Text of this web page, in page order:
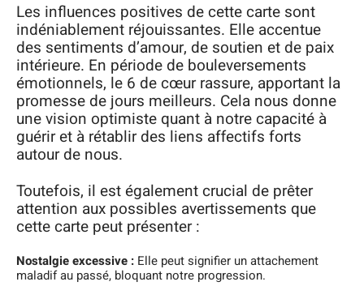
Les influences positives de cette carte sont
indéniablement réjouissantes. Elle accentue
des sentiments d’amour, de soutien et de paix
intérieure. En période de bouleversements
émotionnels, le 6 de cœur rassure, apportant la
promesse de jours meilleurs. Cela nous donne
une vision optimiste quant à notre capacité à
guérir et à rétablir des liens affectifs forts
autour de nous.
Toutefois, il est également crucial de prêter
attention aux possibles avertissements que
cette carte peut présenter :
Nostalgie excessive : Elle peut signifier un attachement
maladif au passé, bloquant notre progression.